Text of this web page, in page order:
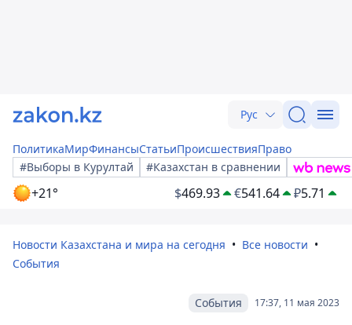
Рус
ПолитикаМирФинансыСтатьиПроисшествияПраво
#Выборы в Курултай
#Казахстан в сравнении
+21° $469.93 €541.64 ₽5.71
Новости Казахстана и мира на сегодня
Все новости
События
17:37, 11 мая 2023
События